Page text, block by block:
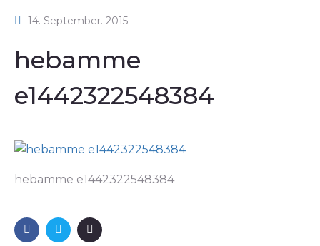
14. September. 2015
hebamme
e1442322548384
hebamme e1442322548384